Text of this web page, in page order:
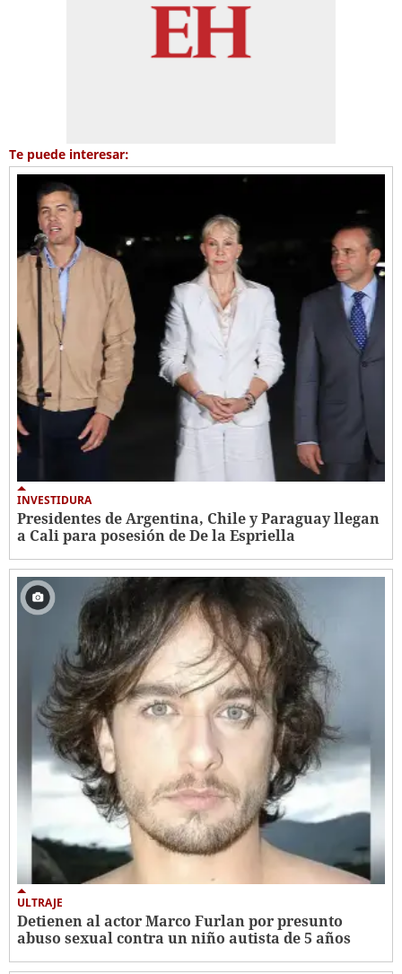
Te puede interesar:
INVESTIDURA
Presidentes de Argentina, Chile y Paraguay llegan
a Cali para posesión de De la Espriella
ULTRAJE
Detienen al actor Marco Furlan por presunto
abuso sexual contra un niño autista de 5 años